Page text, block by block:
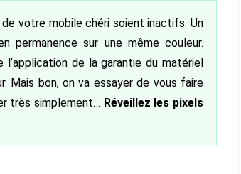
votre mobile chéri soient inactifs. Un
permanence sur une même couleur.
de la garantie du matériel
Mais bon, on va essayer de vous faire
très simplement… Réveillez les pixels